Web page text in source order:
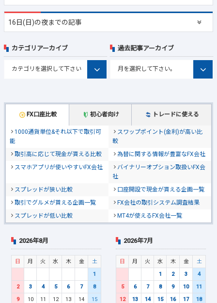
16日(日)の夜までの記事
FX口座比較 初心者向け トレードに使える
1000通貨単位&それ以下で取引可
能
スワップポイント(金利)が高い比
較
取引高に応じて現金が貰える比較
為替に関する情報が豊富なFX会社
スマホアプリが使いやすいFX会社
バイナリーオプション取扱いFX会
社
スプレッドが狭い比較
口座開設で現金が貰える企画一覧
取引でグルメが貰える企画一覧
FX会社の取引システム調査結果
スプレッドが低い比較
MT4が使えるFX会社一覧
カテゴリアーカイブ 過去記事アーカイブ
2026年8月
日 月 火 水 木 金
土
1
2
3 4 5 6 7
8
9
10 11 12 13 14
15
2026年7月
日 月 火 水 木 金
土
1
2 3
4
5
6 7 8 9 10
11
12
13 14 15 16 17
18